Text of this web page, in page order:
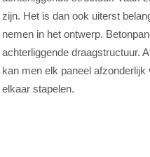
zijn. Het is dan ook uiterst
nemen in het ontwerp.
achterliggende draagstructuur.
kan men elk paneel
elkaar stapelen.